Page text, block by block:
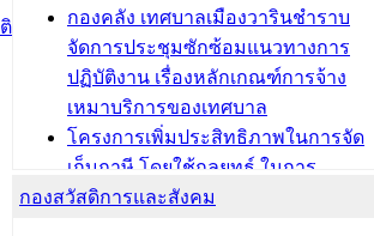
ประชาชนบุคคลประเภท 8 แก่บุคคลที่
ได้รับการเพิ่มชื่อในทะเบียนบ้าน
(ท.ร.14) กรณีคนไม่มีสัญชาติไทยได้รับ
อนุญาตให้มีถิ่นที่อยู่
ประชุมคณะกรรมการประเมินผลการ
ควบคุมภายในของ สำนัก/กอง/
โรงเรียน/ศูนย์พัฒนาเด็กเล็ก/สถานธนา
กองคลัง เทศบาลเมืองวารินชำราบ
จัดการประชุมซักซ้อมแนวทางการ
ปฏิบัติงาน เรื่องหลักเกณฑ์การจ้าง
เหมาบริการของเทศบาล
โครงการเพิ่มประสิทธิภาพในการจัด
เก็บภาษี โดยใช้กลยุทธ์ ในการ
พัฒนาการจัดเก็บรายได้ ประจำปี พ.ศ.
กองสวัสดิการและสังคม